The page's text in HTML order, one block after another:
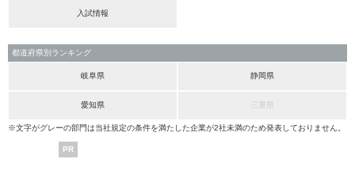
入試情報
都道府県別ランキング
岐阜県 静岡県
愛知県
※文字がグレーの部門は当社規定の条件を満たした企業が2社未満のため発表しておりません。
PR